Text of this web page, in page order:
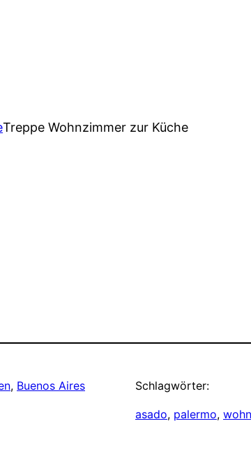
Treppe Wohnzimmer zur Küche
, Buenos Aires Schlagwörter:
asado, palermo,